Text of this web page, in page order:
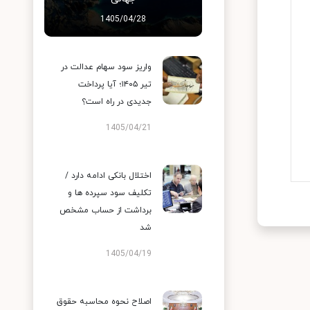
1405/04/28
واریز سود سهام عدالت در
تیر ۱۴۰۵؛ آیا پرداخت
جدیدی در راه است؟
1405/04/21
اختلال بانکی ادامه دارد /
تکلیف سود سپرده ها و
برداشت از حساب مشخص
شد
1405/04/19
اصلاح نحوه محاسبه حقوق